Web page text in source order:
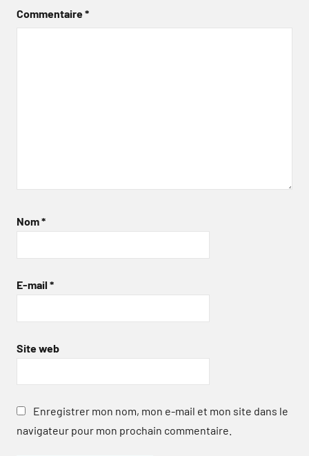
Commentaire*
Nom*
E-mail *
Site web
Enregistrer mon nom, mon e-mail et mon site dans le
navigateur pour mon prochain commentaire.